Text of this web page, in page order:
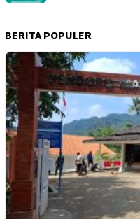
BERITA POPULER